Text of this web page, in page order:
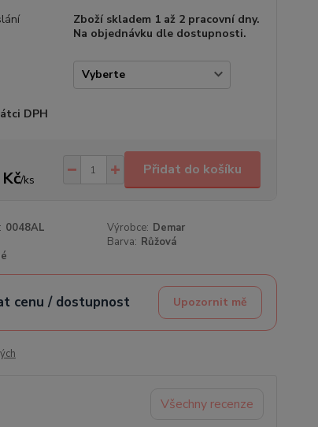
Zboží skladem 1 až 2 pracovní dny.
Na objednávku dle dostupnosti.
DPH
/ks
Přidat do košíku
0048AL Výrobce: Demar
Barva: Růžová
cenu / dostupnost Upozornit mě
Všechny recenze